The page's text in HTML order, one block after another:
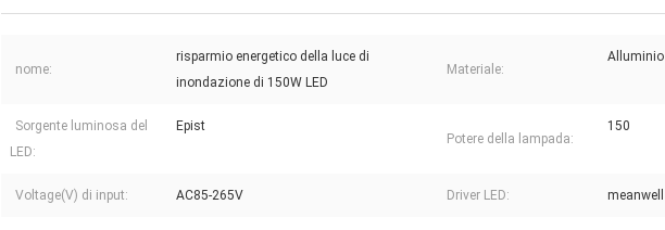
nome:
risparmio energetico della luce di
inondazione di 150W LED
Materiale:
Alluminio
Sorgente luminosa del
LED:
Epist
Potere della lampada:
150
Voltage(V) di input: AC85-265V Driver LED: meanwell